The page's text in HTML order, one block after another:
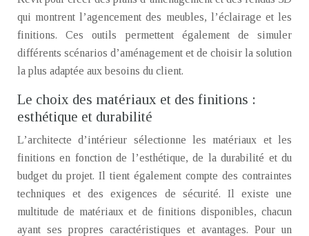
qui montrent l’agencement des meubles, l’éclairage et les
finitions. Ces outils permettent également de simuler
différents scénarios d’aménagement et de choisir la solution
la plus adaptée aux besoins du client.
Le choix des matériaux et des finitions :
esthétique et durabilité
L’architecte d’intérieur sélectionne les matériaux et les
finitions en fonction de l’esthétique, de la durabilité et du
budget du projet. Il tient également compte des contraintes
techniques et des exigences de sécurité. Il existe une
multitude de matériaux et de finitions disponibles, chacun
ayant ses propres caractéristiques et avantages. Pour un